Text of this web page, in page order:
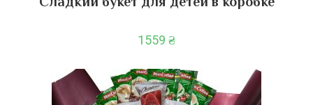
1559 ₴